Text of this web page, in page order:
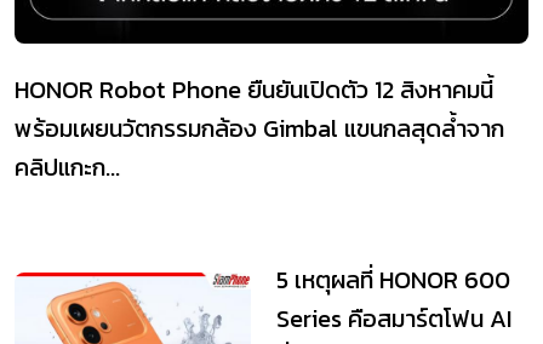
HONOR Robot Phone ยืนยันเปิดตัว 12 สิงหาคมนี้
พร้อมเผยนวัตกรรมกล้อง Gimbal แขนกลสุดล้ำจาก
คลิปแกะก...
5 เหตุผลที่ HONOR 600
Series คือสมาร์ตโฟน AI